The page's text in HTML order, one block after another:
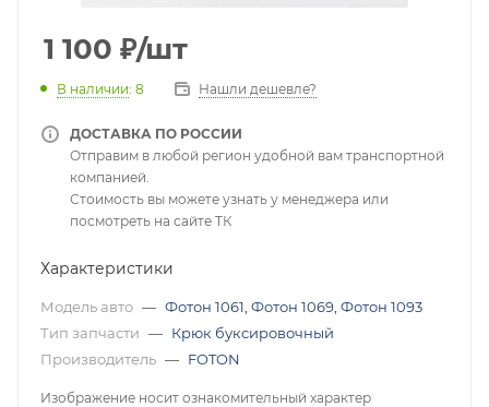
1 100 ₽/шт
В наличии: 8 Нашли дешевле?
ДОСТАВКА ПО РОССИИ
Отправим в любой регион удобной вам транспортной
компанией.
Стоимость вы можете узнать у менеджера или
посмотреть на сайте ТК
Характеристики
Модель авто — Фотон 1061 Фотон 1069 Фотон 1093
Тип запчасти — Крюк буксировочный
Производитель — FOTON
Изображение носит ознакомительный характер